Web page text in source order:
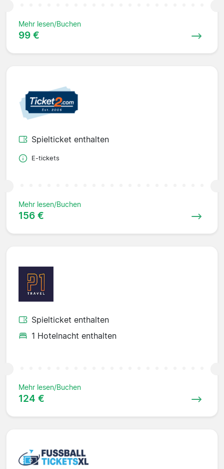
Mehr lesen/Buchen
99 €
Spielticket enthalten
E-tickets
Mehr lesen/Buchen
156 €
Spielticket enthalten
1 Hotelnacht enthalten
Mehr lesen/Buchen
124 €